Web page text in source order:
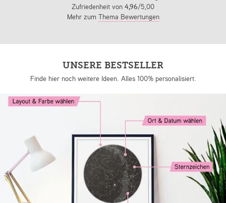
Zufriedenheit von 4,96/5,00
Mehr zum Thema Bewertungen
UNSERE BESTSELLER
Finde hier noch weitere Ideen. Alles 100% personalisiert.